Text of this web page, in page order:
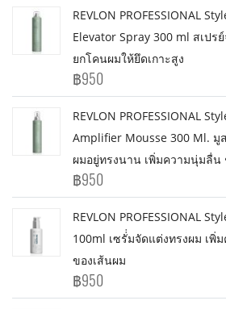
REVLON PROFESSIONAL
Elevator Spray 300 ml สเปร
ยกโคนผมให้ยึดเกาะสูง
฿950
REVLON PROFESSIONAL
Amplifier Mousse 300 Ml. มู
ผมอยู่ทรงนาน เพิ่มความนุ่มลื่
฿950
REVLON PROFESSIONAL
100ml เซรั่่มจัดแต่งทรงผม เพิ่
ของเส้นผม
฿950